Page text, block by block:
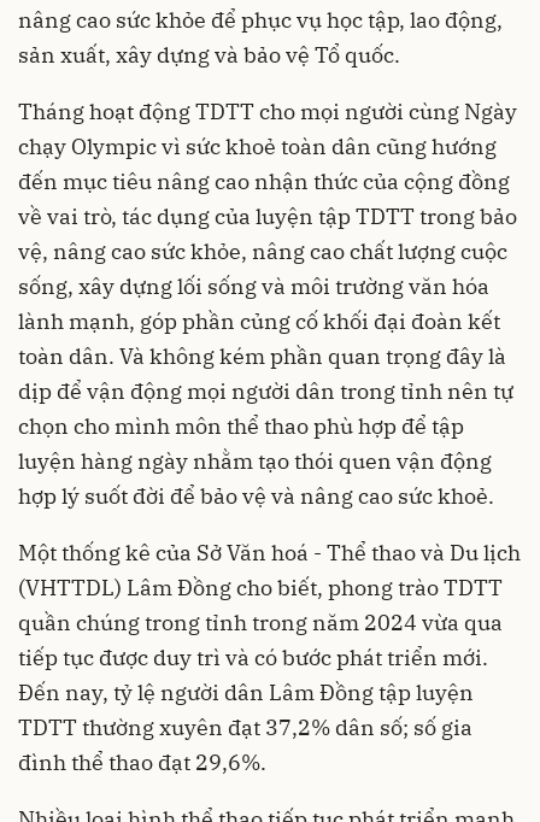
nâng cao sức khỏe để phục vụ học tập, lao động,
sản xuất, xây dựng và bảo vệ Tổ quốc.
Tháng hoạt động TDTT cho mọi người cùng Ngày
chạy Olympic vì sức khoẻ toàn dân cũng hướng
đến mục tiêu nâng cao nhận thức của cộng đồng
về vai trò, tác dụng của luyện tập TDTT trong bảo
vệ, nâng cao sức khỏe, nâng cao chất lượng cuộc
sống, xây dựng lối sống và môi trường văn hóa
lành mạnh, góp phần củng cố khối đại đoàn kết
toàn dân. Và không kém phần quan trọng đây là
dịp để vận động mọi người dân trong tỉnh nên tự
chọn cho mình môn thể thao phù hợp để tập
luyện hàng ngày nhằm tạo thói quen vận động
hợp lý suốt đời để bảo vệ và nâng cao sức khoẻ.
Một thống kê của Sở Văn hoá - Thể thao và Du lịch
(VHTTDL) Lâm Đồng cho biết, phong trào TDTT
quần chúng trong tỉnh trong năm 2024 vừa qua
tiếp tục được duy trì và có bước phát triển mới.
Đến nay, tỷ lệ người dân Lâm Đồng tập luyện
TDTT thường xuyên đạt 37,2% dân số; số gia
đình thể thao đạt 29,6%.